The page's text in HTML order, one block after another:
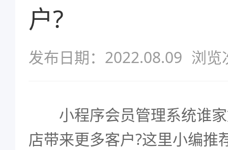
户?
发布日期：2022.08.09 浏览
小程序会员管理系统谁家
店带来更多客户?这里小编推